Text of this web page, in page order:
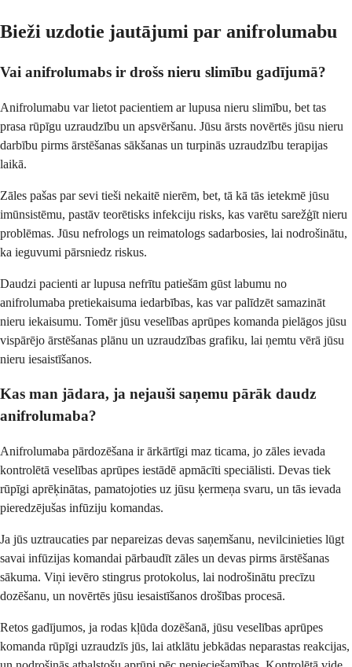
Bieži uzdotie jautājumi par anifrolumabu
Vai anifrolumabs ir drošs nieru slimību gadījumā?
Anifrolumabu var lietot pacientiem ar lupusa nieru slimību, bet tas
prasa rūpīgu uzraudzību un apsvēršanu. Jūsu ārsts novērtēs jūsu nieru
darbību pirms ārstēšanas sākšanas un turpinās uzraudzību terapijas
laikā.
Zāles pašas par sevi tieši nekaitē nierēm, bet, tā kā tās ietekmē jūsu
imūnsistēmu, pastāv teorētisks infekciju risks, kas varētu sarežģīt nieru
problēmas. Jūsu nefrologs un reimatologs sadarbosies, lai nodrošinātu,
ka ieguvumi pārsniedz riskus.
Daudzi pacienti ar lupusa nefrītu patiešām gūst labumu no
anifrolumaba pretiekaisuma iedarbības, kas var palīdzēt samazināt
nieru iekaisumu. Tomēr jūsu veselības aprūpes komanda pielāgos jūsu
vispārējo ārstēšanas plānu un uzraudzības grafiku, lai ņemtu vērā jūsu
nieru iesaistīšanos.
Kas man jādara, ja nejauši saņemu pārāk daudz
anifrolumaba?
Anifrolumaba pārdozēšana ir ārkārtīgi maz ticama, jo zāles ievada
kontrolētā veselības aprūpes iestādē apmācīti speciālisti. Devas tiek
rūpīgi aprēķinātas, pamatojoties uz jūsu ķermeņa svaru, un tās ievada
pieredzējušas infūziju komandas.
Ja jūs uztraucaties par nepareizas devas saņemšanu, nevilcinieties lūgt
savai infūzijas komandai pārbaudīt zāles un devas pirms ārstēšanas
sākuma. Viņi ievēro stingrus protokolus, lai nodrošinātu precīzu
dozēšanu, un novērtēs jūsu iesaistīšanos drošības procesā.
Retos gadījumos, ja rodas kļūda dozēšanā, jūsu veselības aprūpes
komanda rūpīgi uzraudzīs jūs, lai atklātu jebkādas neparastas reakcijas,